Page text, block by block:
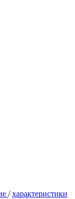
/характеристики